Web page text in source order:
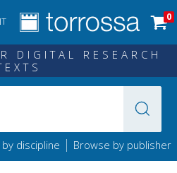
0
DIGITAL RESEARCH
discipline | Browse by publisher